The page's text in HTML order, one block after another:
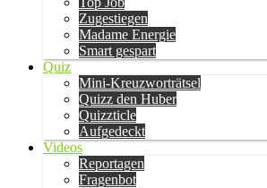
Zugestiegen
Madame Energie
Smart gespart
Quiz
Mini-Kreuzworträtsel
Quizz den Huber
Quizzticle
Aufgedeckt
Videos
Reportagen
Fragenbot